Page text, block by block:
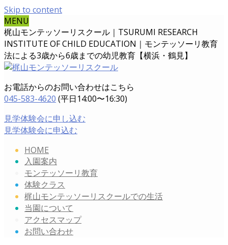
Skip to content
MENU
梶山モンテッソーリスクール｜TSURUMI RESEARCH
INSTITUTE OF CHILD EDUCATION｜ モンテッソーリ教育
法による3歳から6歳までの幼児教育【横浜・鶴見】
お電話からのお問い合わせはこちら
045-583-4620 (平日14:00〜16:30)
見学体験会に申し込む
見学体験会に申込む
HOME
入園案内
モンテッソーリ教育
体験クラス
梶山モンテッソーリスクールでの生活
当園について
アクセスマップ
お問い合わせ